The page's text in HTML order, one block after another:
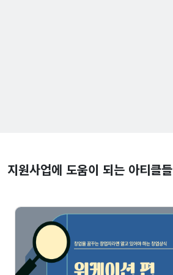
지원사업에 도움이 되는 아티클들